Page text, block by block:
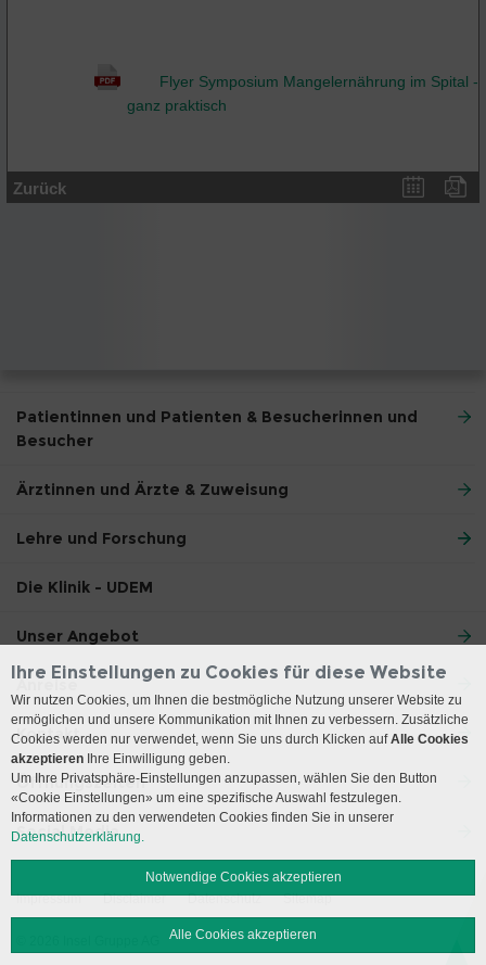
Flyer Symposium Mangelernährung im Spital -
ganz praktisch
Zurück
Patientinnen und Patienten & Besucherinnen und
Besucher
Ärztinnen und Ärzte & Zuweisung
Lehre und Forschung
Die Klinik - UDEM
Unser Angebot
Anreise
Kontakt
Öffnungszeiten
Social Media
Impressum Disclaimer Datenschutz Sitemap
Ihre Einstellungen zu Cookies für diese Website
Wir nutzen Cookies, um Ihnen die bestmögliche Nutzung unserer Website zu
ermöglichen und unsere Kommunikation mit Ihnen zu verbessern. Zusätzliche
Cookies werden nur verwendet, wenn Sie uns durch Klicken aufAlle Cookies
akzeptieren Ihre Einwilligung geben.
Um Ihre Privatsphäre-Einstellungen anzupassen, wählen Sie den Button
«Cookie Einstellungen» um eine spezifische Auswahl festzulegen.
Informationen zu den verwendeten Cookies finden Sie in unserer
Datenschutzerklärung.
Notwendige Cookies akzeptieren
Alle Cookies akzeptieren